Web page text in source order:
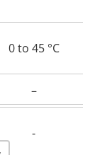
0 to 45 °C
–
-